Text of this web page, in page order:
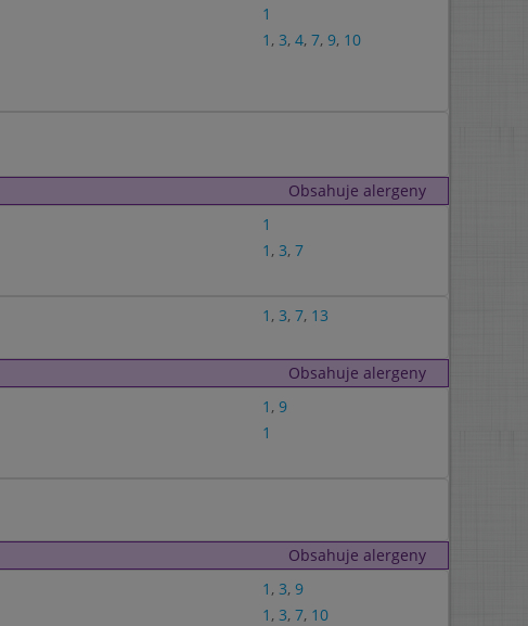
1
1 , 3, 4, 7, 9, 10
Obsahuje alergeny
1
1 , 3, 7
1 , 3, 7, 13
Obsahuje alergeny
1 , 9
1
Obsahuje alergeny
1 , 3, 9
1 , 3, 7, 10